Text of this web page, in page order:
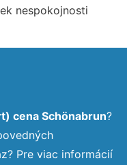
nespokojnosti
cena Schönabrun?
Pre viac informácií